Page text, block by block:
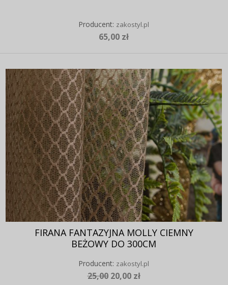
Producent: zakostyl.pl
65,00 zł
FIRANA FANTAZYJNA MOLLY CIEMNY
BEŻOWY DO 300CM
Producent: zakostyl.pl
25,00 20,00 zł